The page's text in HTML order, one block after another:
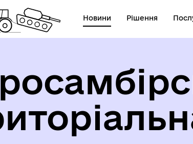
Новини Рішення